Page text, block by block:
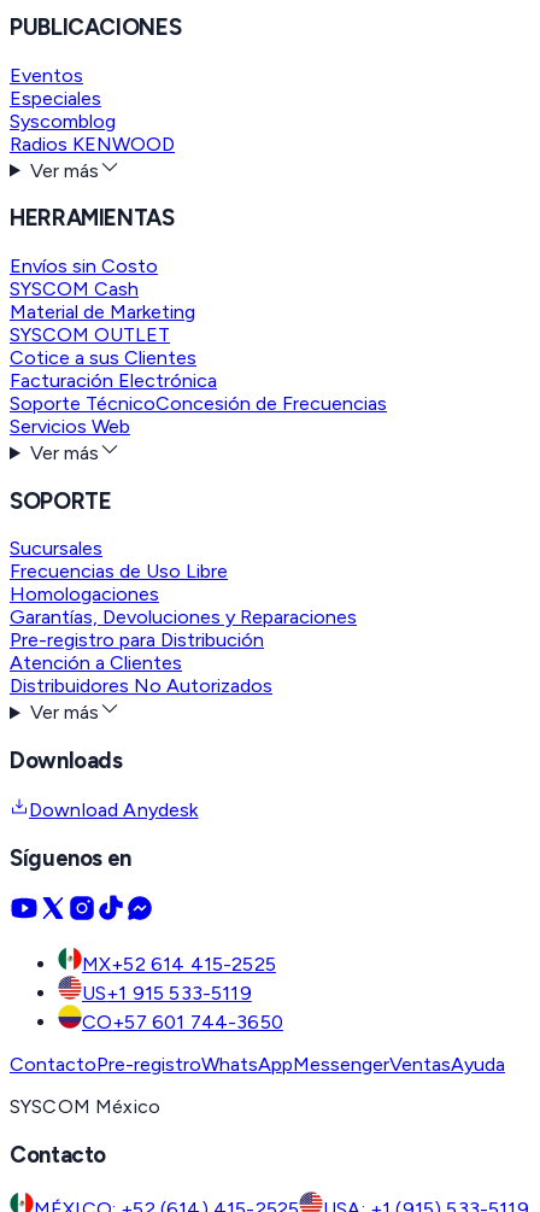
PUBLICACIONES
Eventos
Especiales
Syscomblog
Radios KENWOOD
Ver más
HERRAMIENTAS
Envíos sin Costo
SYSCOM Cash
Material de Marketing
SYSCOM OUTLET
Cotice a sus Clientes
Facturación Electrónica
Soporte TécnicoConcesión de Frecuencias
Servicios Web
Ver más
SOPORTE
Sucursales
Frecuencias de Uso Libre
Homologaciones
Garantías, Devoluciones y Reparaciones
Pre-registro para Distribución
Atención a Clientes
Distribuidores No Autorizados
Ver más
Downloads
Download Anydesk
Síguenos en
MX+52 614 415-2525
US+1 915 533-5119
CO+57 601 744-3650
ContactoPre-registroWhatsAppMessengerVentasAyuda
SYSCOM México
Contacto